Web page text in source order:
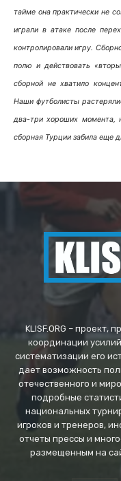
тайме она практически не
играли в атаке после
контролировали игру.
полю и действовать
сборной не хватило
Наши футболисты
два-три хороших момента,
сборная Турции забила еще
KLISF.ORG –
координации
систематизации его
дает возможность
отечественного и
подробные
национальных
игроков и тренеров,
отчеты прессы и
размещенным на